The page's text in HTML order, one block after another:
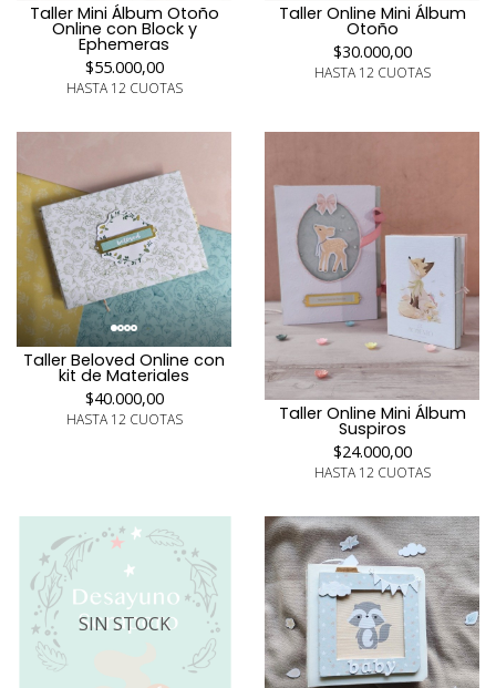
Taller Mini Álbum Otoño
Online con Block y
Ephemeras
$55.000,00
HASTA 12 CUOTAS
Taller Online Mini Álbum
Otoño
$30.000,00
HASTA 12 CUOTAS
Taller Beloved Online con
kit de Materiales
$40.000,00
HASTA 12 CUOTAS Taller Online Mini Álbum
Suspiros
$24.000,00
HASTA 12 CUOTAS
SIN STOCK